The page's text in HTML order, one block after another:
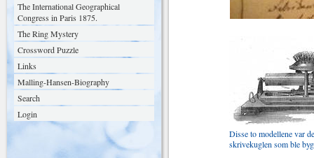
The International Geographical
Congress in Paris 1875.
The Ring Mystery
Crossword Puzzle
Links
Malling-Hansen-Biography
Search
Login
Disse to modellene var
skrivekuglen som ble